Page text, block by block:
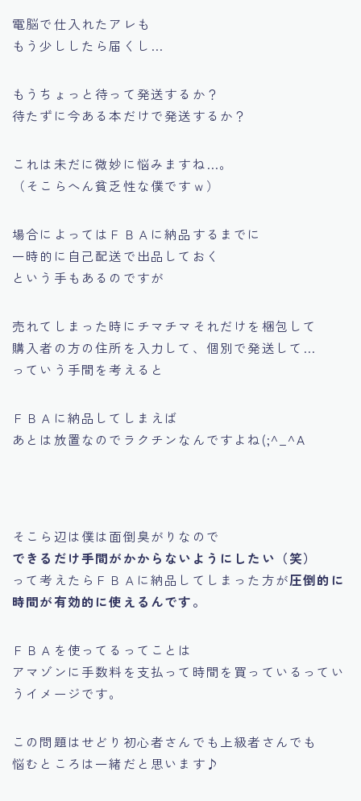
電脳で仕入れたアレも
もう少ししたら届くし…
もうちょっと待って発送するか？
待たずに今ある本だけで発送するか？
これは未だに微妙に悩みますね…。
（そこらへん貧乏性な僕ですｗ）
場合によってはＦＢＡに納品するまでに
一時的に自己配送で出品しておく
という手もあるのですが
売れてしまった時にチマチマそれだけを梱包して
購入者の方の住所を入力して、個別で発送して…
っていう手間を考えると
ＦＢＡに納品してしまえば
あとは放置なのでラクチンなんですよね(;^_^A
そこら辺は僕は面倒臭がりなので
できるだけ手間がかからないようにしたい（笑）
って考えたらＦＢＡに納品してしまった方が圧倒的に
時間が有効的に使えるんです。
ＦＢＡを使ってるってことは
アマゾンに手数料を支払って時間を買っているってい
うイメージです。
この問題はせどり初心者さんでも上級者さんでも
悩むところは一緒だと思います♪